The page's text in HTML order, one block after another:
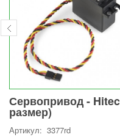
Сервопривод -
размер)
Артикул: 3377rd